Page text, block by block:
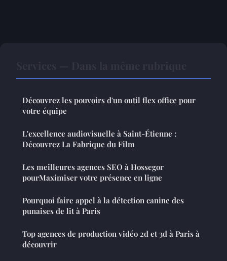
Découvrez les pouvoirs d'un outil flex office pour
votre équipe
L'excellence audiovisuelle à Saint-Étienne :
Découvrez La Fabrique du Film
Les meilleures agences SEO à Hossegor
pourMaximiser votre présence en ligne
Pourquoi faire appel à la détection canine des
punaises de lit à Paris
Top agences de production vidéo 2d et 3d à Paris à
découvrir